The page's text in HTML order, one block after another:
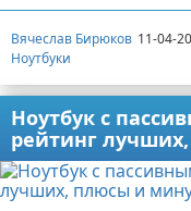
Вячеслав Бирюков 11-04-
Ноутбуки
Ноутбук с
рейтинг